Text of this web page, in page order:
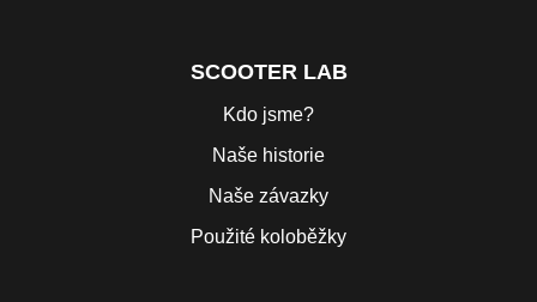
SCOOTER LAB
Kdo jsme?
Naše historie
Naše závazky
Použité koloběžky